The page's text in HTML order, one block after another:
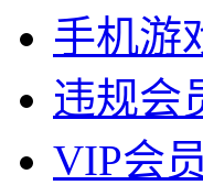
手机游
违规会
VIP会员